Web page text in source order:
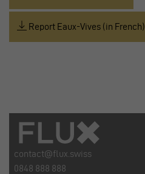
Report Eaux-Vives (in French)
contact@flux.swiss
0848 888 888